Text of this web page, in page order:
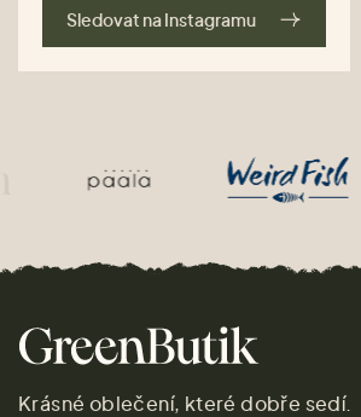
Sledovat na Instagramu
Krásné oblečení, které dobře sedí.